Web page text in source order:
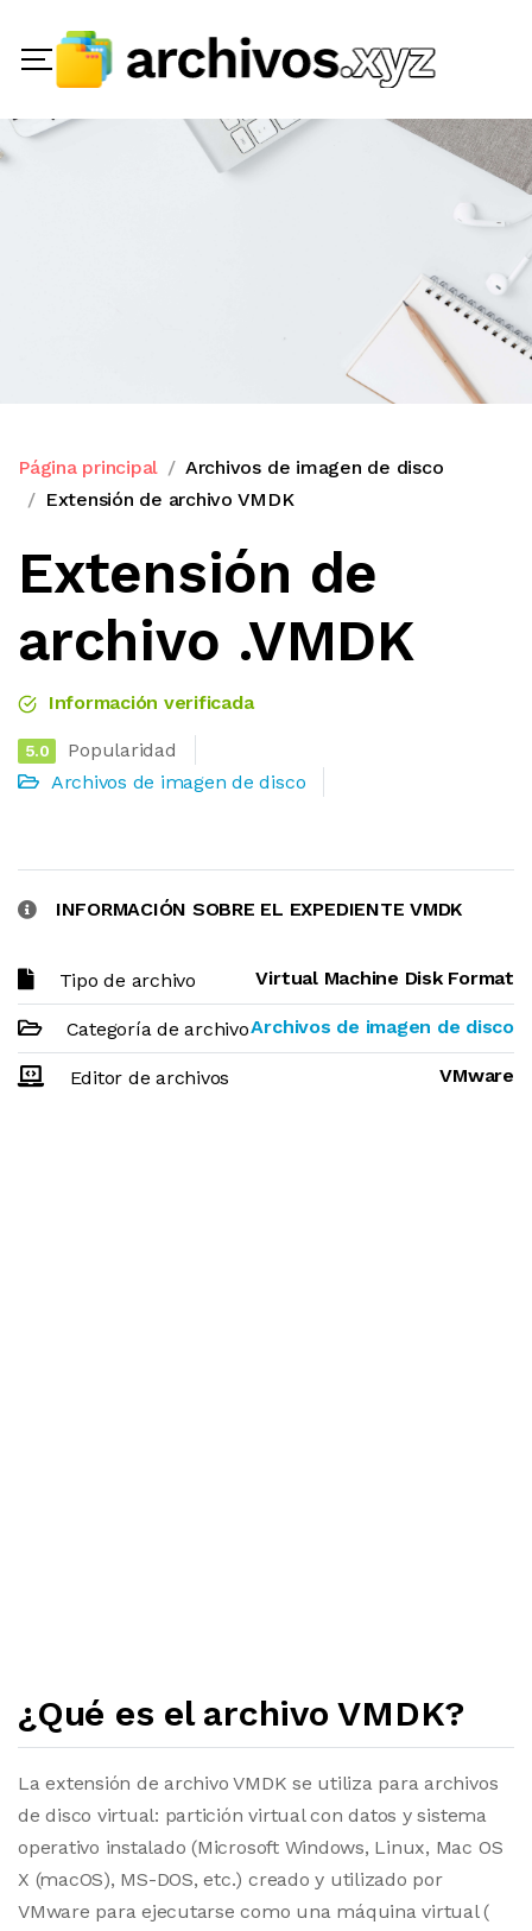
Página principal
Archivos de imagen de disco
Extensión de archivo VMDK
Extensión de
archivo .VMDK
Información verificada
5.0
Popularidad
Archivos de imagen de disco
INFORMACIÓN SOBRE EL EXPEDIENTE VMDK
Tipo de archivo Virtual Machine Disk Format
Categoría de archivoArchivos de imagen de disco
Editor de archivos VMware
¿Qué es el archivo VMDK?
La extensión de archivo VMDK se utiliza para archivos
de disco virtual: partición virtual con datos y sistema
operativo instalado (Microsoft Windows, Linux, Mac OS
X (macOS), MS-DOS, etc.) creado y utilizado por
VMware para ejecutarse como una máquina virtual (